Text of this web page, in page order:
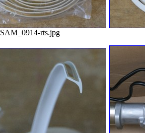
SAM_0914-rts.jpg